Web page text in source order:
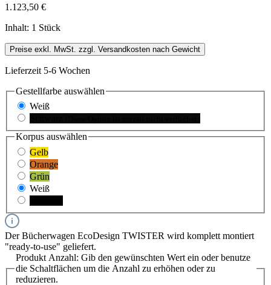
1.123,50 €
Inhalt: 1 Stück
Preise exkl. MwSt. zzgl. Versandkosten nach Gewicht
Lieferzeit 5-6 Wochen
Gestellfarbe auswählen
Weiß
Korpus auswählen
Gelb
Orange
Grün
Weiß
Der Bücherwagen EcoDesign TWISTER wird komplett montiert
"ready-to-use" geliefert.
Produkt Anzahl: Gib den gewünschten Wert ein oder benutze
die Schaltflächen um die Anzahl zu erhöhen oder zu
reduzieren.